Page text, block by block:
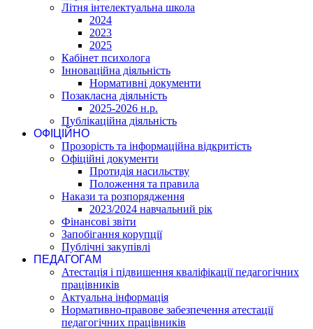
Літня інтелектуальна школа
2024
2023
2025
Кабінет психолога
Інноваційна діяльність
Нормативні документи
Позакласна діяльність
2025-2026 н.р.
Публікаційна діяльність
ОФІЦІЙНО
Прозорість та інформаційна відкритість
Офіційні документи
Протидія насильству
Положення та правила
Накази та розпорядження
2023/2024 навчальний рік
Фінансові звіти
Запобігання корупції
Публічні закупівлі
ПЕДАГОГАМ
Атестація і підвишення кваліфікації педагогічних
працівників
Актуальна інформація
Нормативно-правове забезпечення атестації
педагогічних працівників